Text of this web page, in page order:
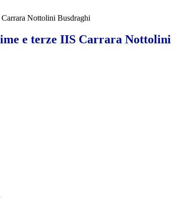
Nottolini Busdraghi
e terze IIS Carrara Nottolini